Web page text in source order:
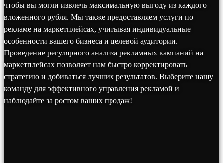
чтобы вы могли извлечь максимальную выгоду из каждого
вложенного рубля. Мы также предоставляем услуги по
рекламе на маркетплейсах, учитывая индивидуальные
особенности вашего бизнеса и целевой аудитории.
Проведение регулярного анализа рекламных кампаний на
маркетплейсах позволяет нам быстро корректировать
стратегию и добиваться лучших результатов. Выберите нашу
команду для эффективного управления рекламой и
наблюдайте за ростом ваших продаж!